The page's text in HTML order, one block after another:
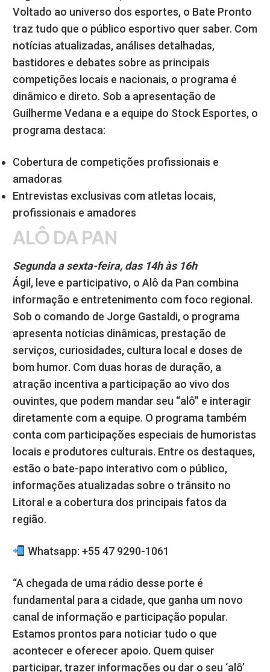
Voltado ao universo dos esportes, o Bate Pronto
traz tudo que o público esportivo quer saber. Com
notícias atualizadas, análises detalhadas,
bastidores e debates sobre as principais
competições locais e nacionais, o programa é
dinâmico e direto. Sob a apresentação de
Guilherme Vedana e a equipe do Stock Esportes, o
programa destaca:
Cobertura de competições profissionais e
amadoras
Entrevistas exclusivas com atletas locais,
profissionais e amadores
ALÔ DA PAN
Segunda a sexta-feira, das 14h às 16h
Ágil, leve e participativo, o Alô da Pan combina
informação e entretenimento com foco regional.
Sob o comando de Jorge Gastaldi, o programa
apresenta notícias dinâmicas, prestação de
serviços, curiosidades, cultura local e doses de
bom humor. Com duas horas de duração, a
atração incentiva a participação ao vivo dos
ouvintes, que podem mandar seu “alô” e interagir
diretamente com a equipe. O programa também
conta com participações especiais de humoristas
locais e produtores culturais. Entre os destaques,
estão o bate-papo interativo com o público,
informações atualizadas sobre o trânsito no
Litoral e a cobertura dos principais fatos da
região.
Whatsapp: +55 47 9290-1061
“A chegada de uma rádio desse porte é
fundamental para a cidade, que ganha um novo
canal de informação e participação popular.
Estamos prontos para noticiar tudo o que
acontecer e oferecer apoio. Quem quiser
participar, trazer informações ou dar o seu ‘alô’